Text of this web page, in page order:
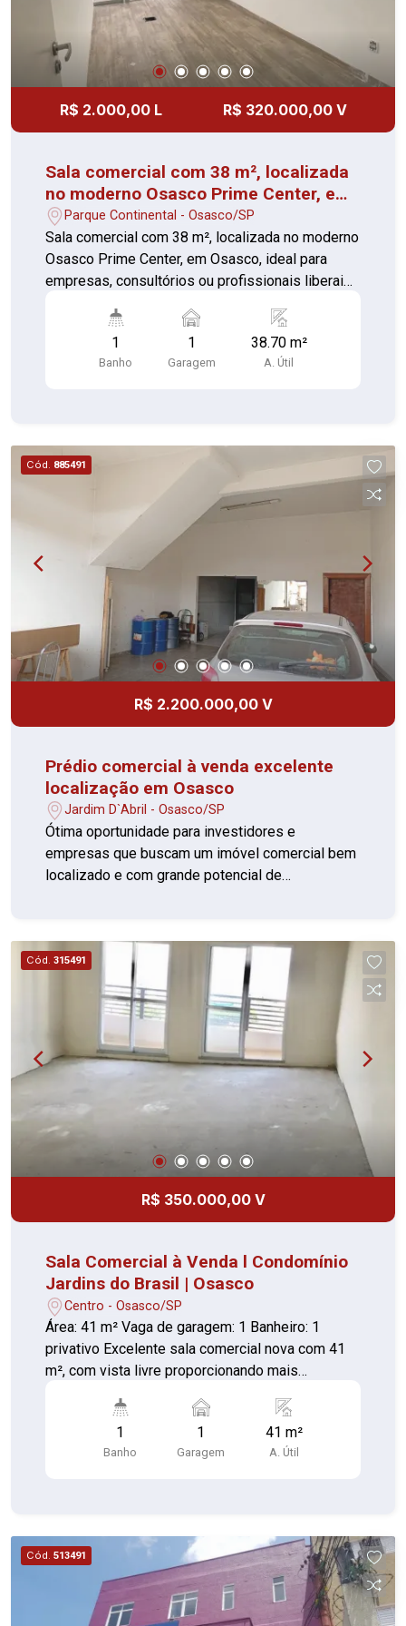
R$ 2.000,00 L R$ 320.000,00 V
Sala comercial com 38 m², localizada
no moderno Osasco Prime Center, em
Osasco/SP
Parque Continental - Osasco/SP
Sala comercial com 38 m², localizada no moderno
Osasco Prime Center, em Osasco, ideal para
empresas, consultórios ou profissionais liberais
localizado. O imóvel possui excelente
acabamento, com piso vinílico amadeirado,
iluminação embutida em LED, forro em gesso,
com divisória interna com porta de correr
separando dois ambientes, Recepção, Copa e
ampla janela e excelente iluminação natural e
vista livre da cidade, proporcionando um
ambiente agradável e profissional. Localizada em
um dos principais centros comerciais da região, a
sala está em um condomínio moderno com
infraestrutura corporativa, recepção e fácil
acesso às principais vias da cidade. Ideal para
escritórios, consultórios, startups ou atendimento
excelente oportunidade!
1
Banho
1
Garagem
38.70 m²
A. Útil
Cód. 885491
R$ 2.200.000,00 V
Prédio comercial à venda excelente
localização em Osasco
Jardim D`Abril - Osasco/SP
Ótima oportunidade para investidores e
empresas que buscam um imóvel comercial bem
localizado e com grande potencial de
para diversos tipos de negócios Localização
estratégica em avenida movimentada. A região
possui forte presença comercial, o que
proporciona excelente visibilidade e potencial de
retorno para investimento. Entre em contato para
mais informações ou agendar uma visita.
Cód. 315491
R$ 350.000,00 V
Sala Comercial à Venda l Condomínio
Jardins do Brasil | Osasco
Centro - Osasco/SP
Área: 41 m² Vaga de garagem: 1 Banheiro: 1
privativo Excelente sala comercial nova com 41
m², com vista livre proporcionando mais
com banheiro privativo, sacada e 1 vaga de
garagem, ideal para escritórios, consultórios ou
empresas que buscam um ambiente moderno e
Infraestrutura do Condomínio Comercial Jardins
do Brasil: Portaria e segurança 24 horas 7
elevadores sociais + 1 de serviço Garagem com
6 pavimentos Recepção com acabamento de alto
1
Banho
1
Garagem
41 m²
A. Útil
Cód. 513491